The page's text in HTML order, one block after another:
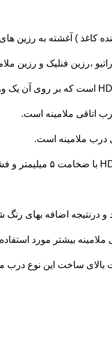
اتاقی ملامینه است.
و درنتیجه اضافه بهای
بیشتر مورد
بالای ساخت این نوع